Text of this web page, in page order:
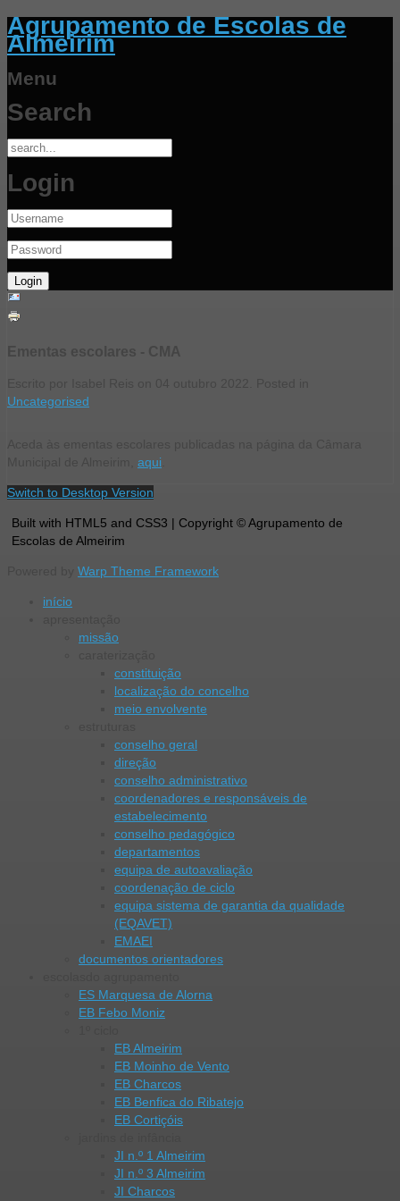
Agrupamento de Escolas de
Almeirim
Menu
Search
Login
Ementas escolares - CMA
Uncategorised
aqui
Switch to Desktop Version
Built with HTML5 and CSS3 | Copyright © Agrupamento de
Escolas de Almeirim
Warp Theme Framework
início
missão
constituição
localização do concelho
meio envolvente
conselho geral
direção
conselho administrativo
coordenadores e responsáveis de
estabelecimento
conselho pedagógico
departamentos
equipa de autoavaliação
coordenação de ciclo
equipa sistema de garantia da qualidade
(EQAVET)
EMAEI
documentos orientadores
ES Marquesa de Alorna
EB Febo Moniz
EB Almeirim
EB Moinho de Vento
EB Charcos
EB Benfica do Ribatejo
EB Cortiçóis
JI n.º 1 Almeirim
JI n.º 3 Almeirim
JI Charcos